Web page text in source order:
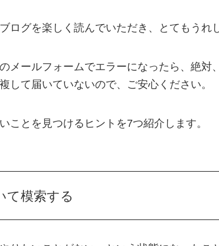
ログを楽しく読んでいただき、とてもうれ
メールフォームでエラーになったら、絶対
して届いていないので、ご安心ください。
ことを見つけるヒントを7つ紹介します。
て模索する